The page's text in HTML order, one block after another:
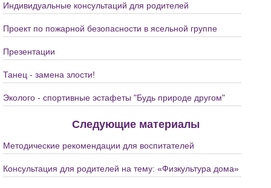
Индивидуальные консультаций для родителей
Проект по пожарной безопасности в ясельной группе
Презентации
Танец - замена злости!
Эколого - спортивные эстафеты "Будь природе другом"
Следующие материалы
Методические рекомендации для воспитателей
Консультация для родителей на тему: «Физкультура дома»